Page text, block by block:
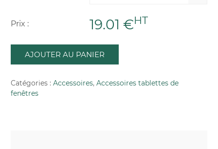
Prix : 19.01 €HT
AJOUTER AU PANIER
Catégories : Accessoires, Accessoires tablettes de
fenêtres